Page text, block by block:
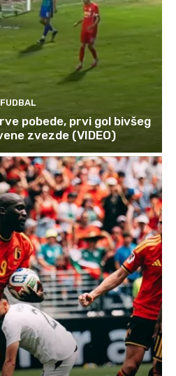
FUDBAL
pobede, prvi gol bivšeg
zvezde (VIDEO)